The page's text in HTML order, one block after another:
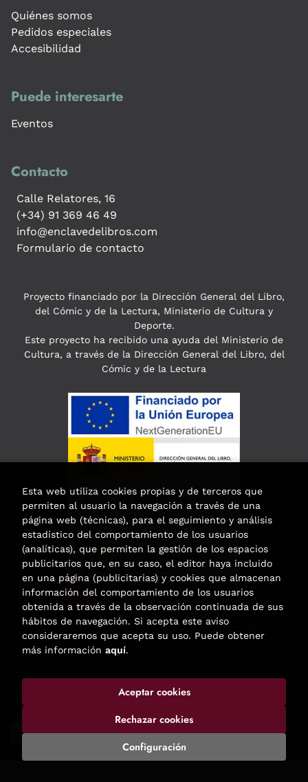
Quiénes somos
Pedidos especiales
Accesibilidad
Puede interesarte
Eventos
Contacto
Calle Relatores, 16
(+34) 91 369 46 49
info@enclavedelibros.com
Formulario de contacto
Proyecto financiado por la Dirección General del Libro,
del Cómic y de la Lectura, Ministerio de Cultura y
Deporte.
Este proyecto ha recibido una ayuda del Ministerio de
Cultura, a través de la Dirección General del Libro, del
Cómic y de la Lectura
Esta actividad ha recibido una ayuda
para la modernización de las librerías de
la Comunidad de Madrid
correspondiente al año 2025.
. Todos los Derechos Reservados |
Esta web utiliza cookies propias y de terceros que
permiten al usuario la navegación a través de una
página web (técnicas), para el seguimiento y análisis
estadístico del comportamiento de los usuarios
(analíticas), que permiten la gestión de los espacios
publicitarios que, en su caso, el editor haya incluido
en una página (publicitarias) y cookies que almacenan
información del comportamiento de los usuarios
obtenida a través de la observación continuada de sus
hábitos de navegación. Si acepta este aviso
consideraremos que acepta su uso. Puede obtener
más información aquí.
Configuración
Rechazar cookies
Aceptar cookies